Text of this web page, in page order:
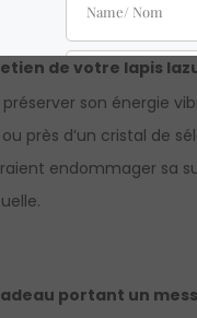
de votre lapis
préserver son énergie
près d’un cristal de
endommager sa
portant un